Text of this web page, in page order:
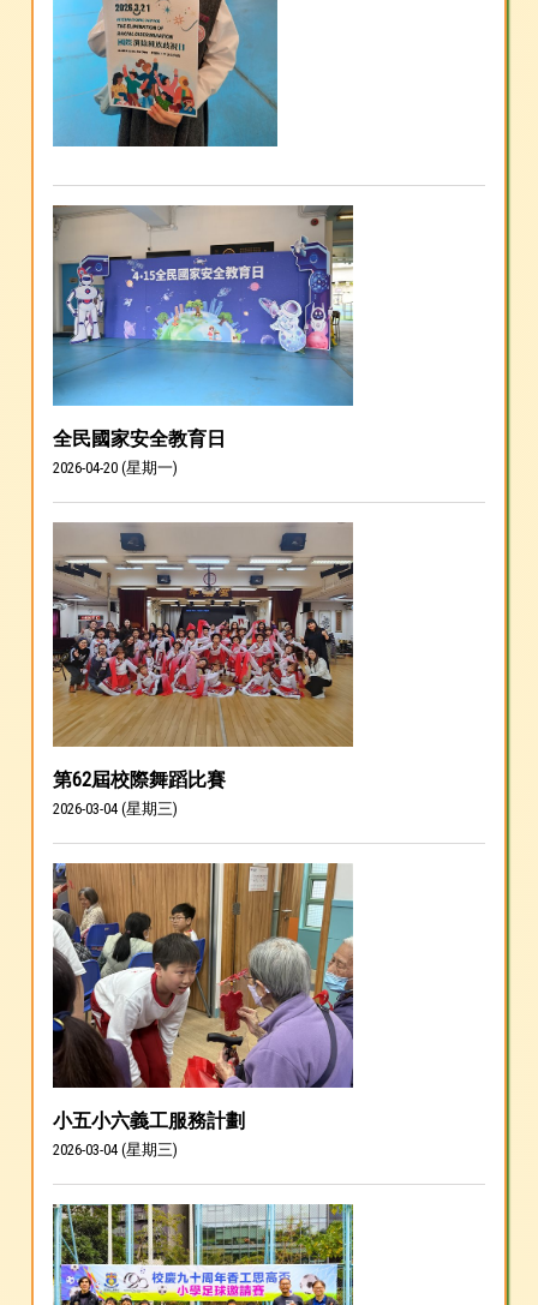
全民國家安全教育日
2026-04-20 (星期一)
第62屆校際舞蹈比賽
2026-03-04 (星期三)
小五小六義工服務計劃
2026-03-04 (星期三)